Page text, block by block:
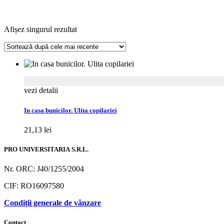
Afișez singurul rezultat
vezi detalii
In casa bunicilor. Ulita copilariei
21,13 lei
PRO UNIVERSITARIA S.R.L.
Nr. ORC: J40/1255/2004
CIF: RO16097580
Condiții generale de vânzare